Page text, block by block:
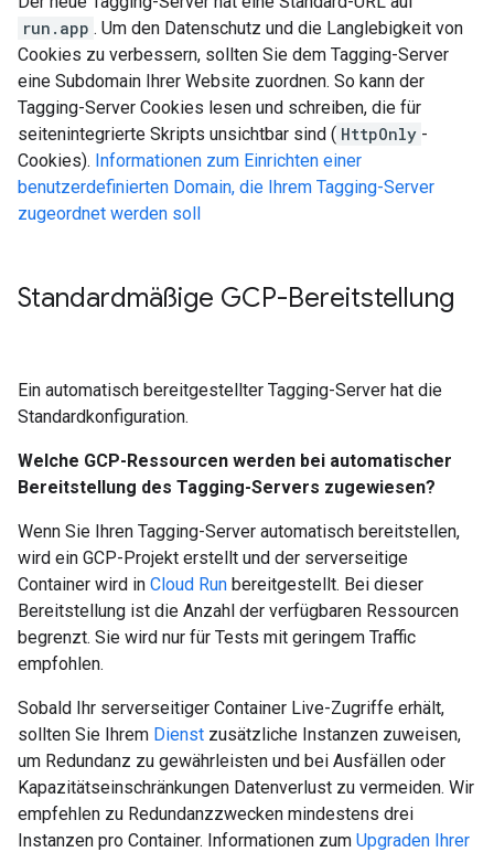
run.app . Um den Datenschutz und die Langlebigkeit von
Cookies zu verbessern, sollten Sie dem Tagging-Server
eine Subdomain Ihrer Website zuordnen. So kann der
Tagging-Server Cookies lesen und schreiben, die für
seitenintegrierte Skripts unsichtbar sind ( HttpOnly -
Cookies). Informationen zum Einrichten einer
benutzerdefinierten Domain, die Ihrem Tagging-Server
zugeordnet werden soll
Standardmäßige GCP-Bereitstellung
Ein automatisch bereitgestellter Tagging-Server hat die
Standardkonfiguration.
Welche GCP-Ressourcen werden bei automatischer
Bereitstellung des Tagging-Servers zugewiesen?
Wenn Sie Ihren Tagging-Server automatisch bereitstellen,
wird ein GCP-Projekt erstellt und der serverseitige
Container wird in Cloud Run bereitgestellt. Bei dieser
Bereitstellung ist die Anzahl der verfügbaren Ressourcen
begrenzt. Sie wird nur für Tests mit geringem Traffic
empfohlen.
Sobald Ihr serverseitiger Container Live-Zugriffe erhält,
sollten Sie Ihrem Dienst zusätzliche Instanzen zuweisen,
um Redundanz zu gewährleisten und bei Ausfällen oder
Kapazitätseinschränkungen Datenverlust zu vermeiden. Wir
empfehlen zu Redundanzzwecken mindestens drei
Instanzen pro Container. Informationen zum Upgraden Ihrer